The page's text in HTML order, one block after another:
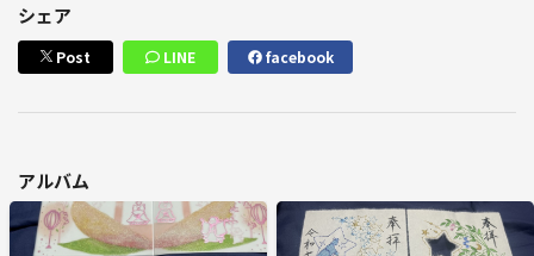
シェア
Post LINE facebook
アルバム